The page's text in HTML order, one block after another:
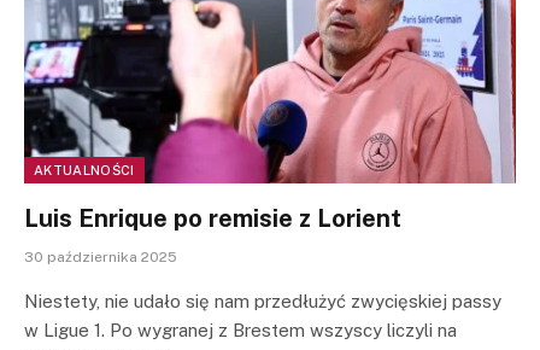
AKTUALNOŚCI
Luis Enrique po remisie z Lorient
30 października 2025
Niestety, nie udało się nam przedłużyć zwycięskiej passy
w Ligue 1. Po wygranej z Brestem wszyscy liczyli na